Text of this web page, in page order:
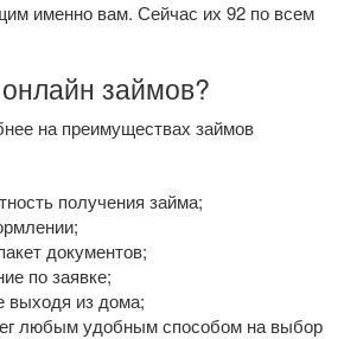
именно вам. Сейчас их 92 по всем
займов?
на преимуществах займов
получения займа;
документов;
по заявке;
выходя из дома;
любым удобным способом на выбор